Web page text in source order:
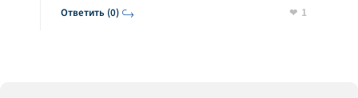
Ответить (0)
1